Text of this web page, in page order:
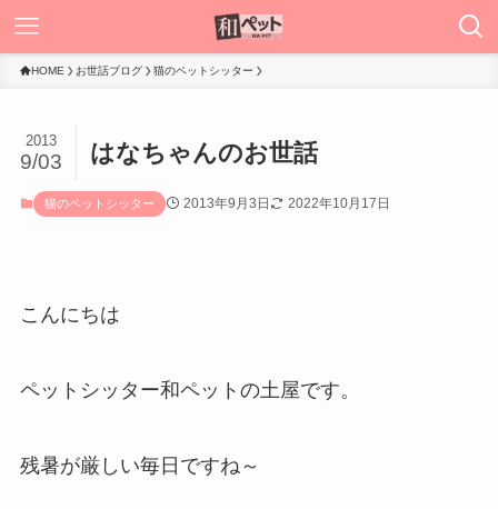
HOME お世話ブログ 猫のペットシッター
はなちゃんのお世話
2013
9/03
猫のペットシッター 2013年9月3日 2022年10月17日
こんにちは
ペットシッター和ペットの土屋です。
残暑が厳しい毎日ですね～